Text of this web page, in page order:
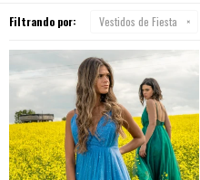
Filtrando por: Vestidos de Fiesta